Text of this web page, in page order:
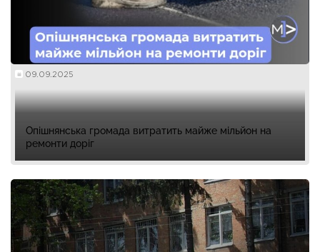
09.09.2025
Опішнянська громада витратить майже мільйон на
ремонти доріг